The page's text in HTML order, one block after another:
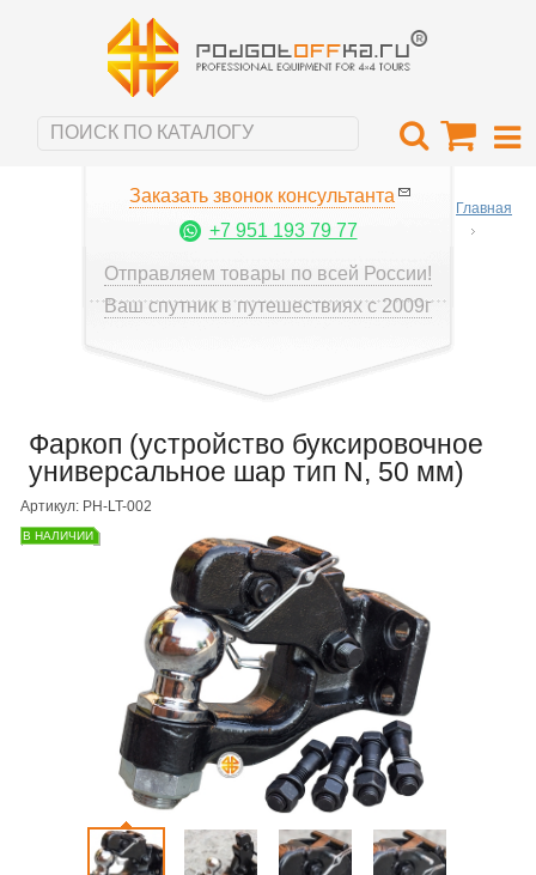
Заказать звонок консультанта
+7 951 193 79 77
Отправляем товары по всей России!
Ваш спутник в путешествиях с 2009г
Главная
Фаркоп (устройство буксировочное
универсальное шар тип N, 50 мм)
Артикул: PH-LT-002
В НАЛИЧИИ